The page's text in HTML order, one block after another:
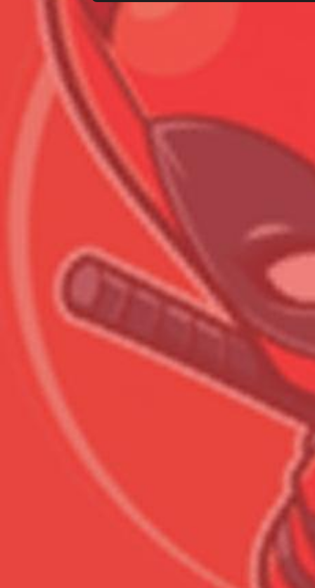
Всего позиций в корзине
Всего товара в корзине
Сумма к оплате (без